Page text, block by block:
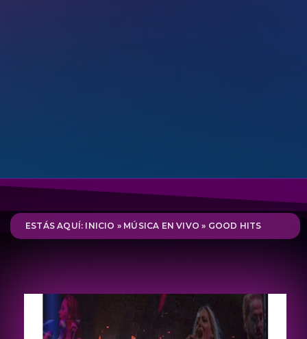
ESTÁS AQUÍ: INICIO » MÚSICA EN VIVO » GOOD HITS